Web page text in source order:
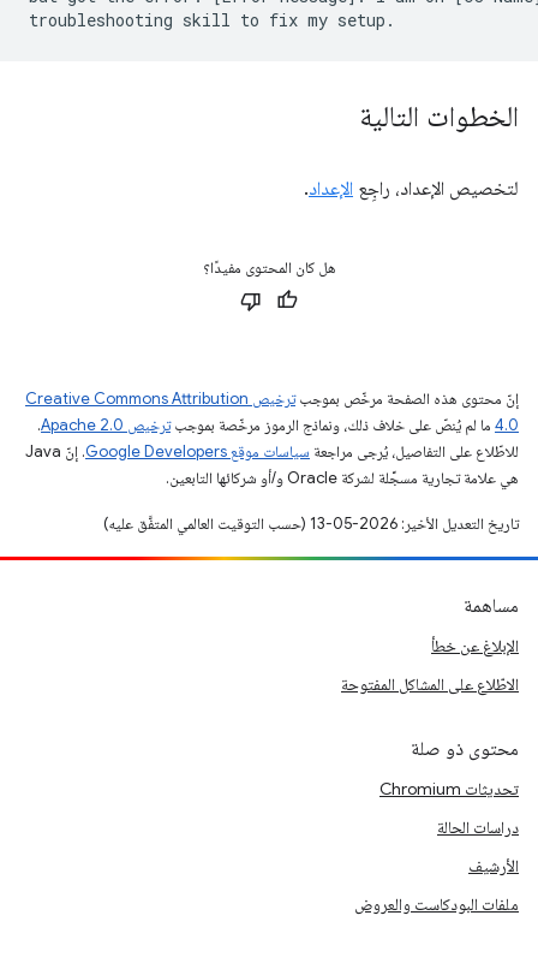
الخطوات التالية
لتخصيص الإعداد، راجِع الإعداد.
هل كان المحتوى مفيدًا؟
إنّ محتوى هذه الصفحة مرخّص بموجب
ترخيص Creative Commons Attribution
4.0‏ ما لم يُنصّ على خلاف ذلك، ونماذج الرموز مرخّصة بموجبترخيص Apache 2.0‏
.
للاطّلاع على التفاصيل، يُرجى مراجعة سياسات موقع Google Developers‏
. إنّ Java
هي علامة تجارية مسجَّلة لشركة Oracle و/أو شركائها التابعين.
تاريخ التعديل الأخير: 2026-05-13 (حسب التوقيت العالمي المتفَّق عليه)
مساهمة
الإبلاغ عن خطأ
الاطّلاع على المشاكل المفتوحة
محتوى ذو صلة
تحديثات Chromium
دراسات الحالة
الأرشيف
ملفات البودكاست والعروض